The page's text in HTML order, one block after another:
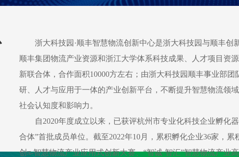
浙大科技园·顺丰智慧物流创新中心是浙大科技园与顺丰
顺丰集团物流产业资源和浙江大学体系科技成果、人才项目资
新联合体，合作面积10000方左右；由浙大科技园顺丰事业部
研、人才与应用于一体的产业创新平台，不断提升智慧物流领
社会认知度和影响力。
自2020年度成立以来，已获评杭州市专业化科技企业孵化
合体”首批成员单位。截至2022年10月，累积孵化企业36家，
创π-智慧物流产业应用式创新大赛、“智诚·智汇”智慧物流产业